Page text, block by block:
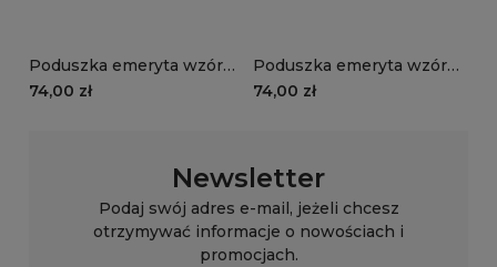
Poduszka emeryta wzór
EM02 | czerwony
74,00 zł
Poduszka emeryta wzór
EM01 | whiskey
74,00 zł
Newsletter
Podaj swój adres e-mail, jeżeli chcesz
otrzymywać informacje o nowościach i
promocjach.